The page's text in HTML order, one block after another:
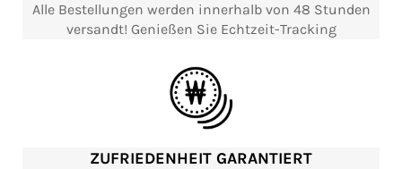
Alle Bestellungen werden innerhalb von 48 Stunden
versandt! Genießen Sie Echtzeit-Tracking
ZUFRIEDENHEIT GARANTIERT